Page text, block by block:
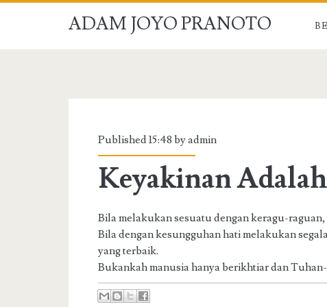
ADAM JOYO PRANOTO
Published 15:48 by admin
Keyakinan
Bila melakukan sesuatu dengan keragu-
Bila dengan kesungguhan hati melakukan
yang terbaik.
Bukankah manusia hanya berikhtiar dan